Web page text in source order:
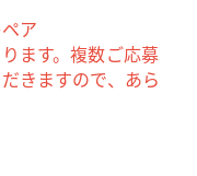
ア
ます。複数ご応募
きますので、あら